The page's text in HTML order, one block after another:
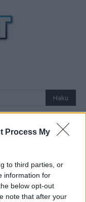
Process My
to third parties, or
information for
below opt-out
note that after your